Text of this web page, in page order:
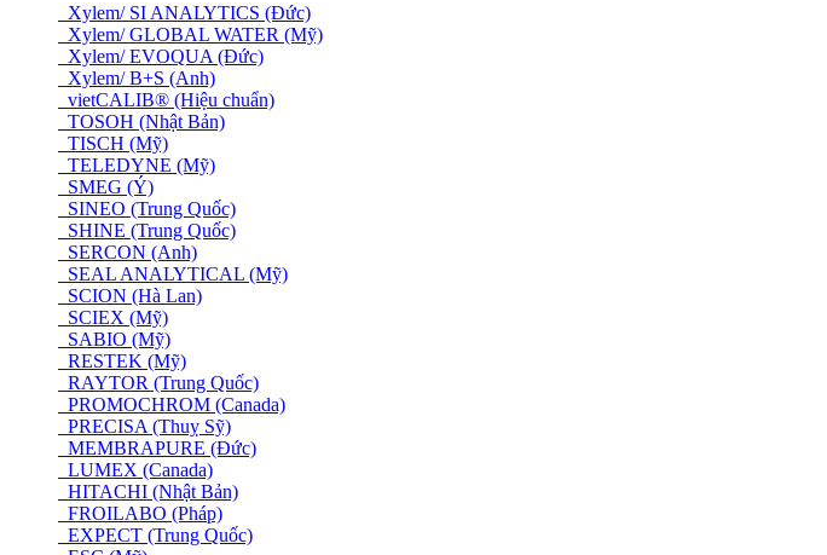
Xylem/ SI ANALYTICS (Đức)
Xylem/ GLOBAL WATER (Mỹ)
Xylem/ EVOQUA (Đức)
Xylem/ B+S (Anh)
vietCALIB® (Hiệu chuẩn)
TOSOH (Nhật Bản)
TISCH (Mỹ)
TELEDYNE (Mỹ)
SMEG (Ý)
SINEO (Trung Quốc)
SHINE (Trung Quốc)
SERCON (Anh)
SEAL ANALYTICAL (Mỹ)
SCION (Hà Lan)
SCIEX (Mỹ)
SABIO (Mỹ)
RESTEK (Mỹ)
RAYTOR (Trung Quốc)
PROMOCHROM (Canada)
PRECISA (Thuỵ Sỹ)
MEMBRAPURE (Đức)
LUMEX (Canada)
HITACHI (Nhật Bản)
FROILABO (Pháp)
EXPECT (Trung Quốc)